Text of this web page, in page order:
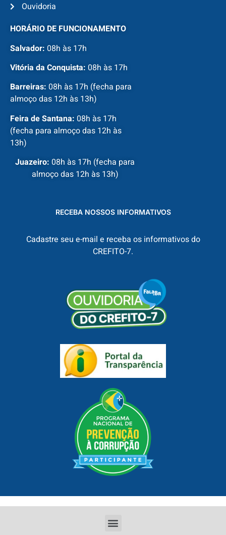
Ouvidoria
HORÁRIO DE FUNCIONAMENTO
Salvador: 08h às 17h
Vitória da Conquista: 08h às 17h
Barreiras: 08h às 17h (fecha para
almoço das 12h às 13h)
Feira de Santana: 08h às 17h
(fecha para almoço das 12h às
13h)
Juazeiro: 08h às 17h (fecha para
almoço das 12h às 13h)
RECEBA NOSSOS INFORMATIVOS
Cadastre seu e-mail e receba os informativos do
CREFITO-7.